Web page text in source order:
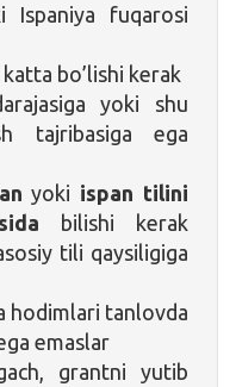
Ispaniya fuqarosi
katta bo’lishi kerak
yoki shu
tajribasiga ega
yoki ispan tilini
bilishi kerak
tili qaysiligiga
hodimlari tanlovda
emaslar
grantni yutib